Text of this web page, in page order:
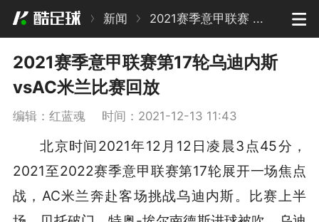
新闻 2021赛季意甲联赛 ...
2021赛季意甲联赛第17轮乌迪内斯
vsAC米兰比赛回放
编辑：红蓝魂 时间：2021-12-13 11:43
北京时间2021年12月12日凌晨3点45分，
2021至2022赛季意甲联赛第17轮展开一场焦点
战，AC米兰奔赴客场挑战乌迪内斯。比赛上半